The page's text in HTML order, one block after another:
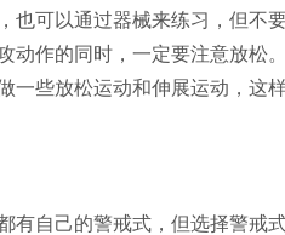
可以通过器械来练习，但不
作的同时，一定要注意放松
些放松运动和伸展运动，这
自己的警戒式，但选择警戒